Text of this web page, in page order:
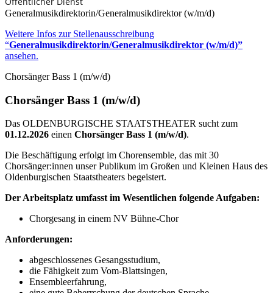
Generalmusikdirektorin/Generalmusikdirektor (w/m/d)
Weitere Infos zur Stellenausschreibung
“Generalmusikdirektorin/Generalmusikdirektor (w/m/d)”
ansehen.
Chorsänger Bass 1 (m/w/d)
Chorsänger Bass 1 (m/w/d)
Das OLDENBURGISCHE STAATSTHEATER sucht zum
01.12.2026 einen Chorsänger Bass 1 (m/w/d).
Die Beschäftigung erfolgt im Chorensemble, das mit 30
Chorsänger:innen unser Publikum im Großen und Kleinen Haus des
Oldenburgischen Staatstheaters begeistert.
Der Arbeitsplatz umfasst im Wesentlichen folgende Aufgaben:
Chorgesang in einem NV Bühne-Chor
Anforderungen:
abgeschlossenes Gesangsstudium,
die Fähigkeit zum Vom-Blattsingen,
Ensembleerfahrung,